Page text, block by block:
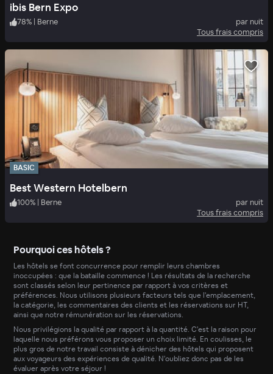
ibis Bern Expo
78% | Berne
par nuit
Tous frais compris
BASIC
Best Western Hotelbern
100% | Berne
par nuit
Tous frais compris
Pourquoi ces hôtels ?
Les hôtels se font concurrence pour remplir leurs chambres
inoccupées : que la bataille commence ! Les résultats de la recherche
sont classés selon leur pertinence par rapport à vos critères et
préférences. Nous utilisons plusieurs facteurs tels que l'emplacement,
la catégorie, les commentaires des clients et les réservations sur HT,
ainsi que notre rémunération sur les réservations.
Nous privilégions la qualité par rapport à la quantité. C'est la raison pour
laquelle nous préférons vous proposer un choix limité. En coulisses, le
plus gros de notre travail consiste à dénicher des hôtels qui proposent
aux voyageurs des expériences de qualité. N'oubliez donc pas de les
évaluer après votre séjour !